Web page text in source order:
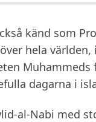
känd som
hela
Muhammeds
dagarna i
al-Nabi med